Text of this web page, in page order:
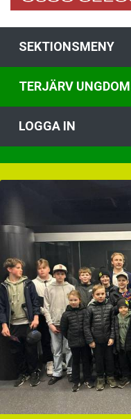
SEKTIONSMENY
TERJÄRV
LOGGA IN